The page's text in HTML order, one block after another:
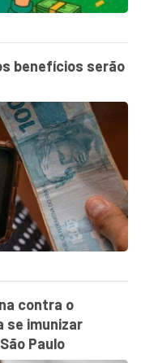
benefícios serão
contra o
se imunizar
Paulo